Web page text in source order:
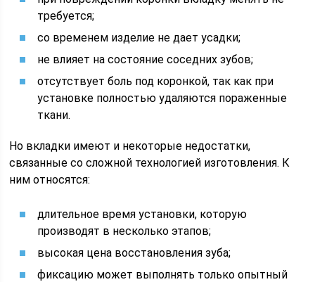
требуется;
со временем изделие не дает усадки;
не влияет на состояние соседних зубов;
отсутствует боль под коронкой, так как при
установке полностью удаляются пораженные
ткани.
Но вкладки имеют и некоторые недостатки,
связанные со сложной технологией изготовления. К
ним относятся:
длительное время установки, которую
производят в несколько этапов;
высокая цена восстановления зуба;
фиксацию может выполнять только опытный